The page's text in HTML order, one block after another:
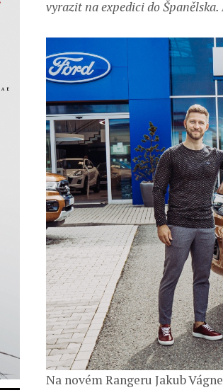
vyrazit na expedici do Španělska.
Na novém Rangeru Jakub